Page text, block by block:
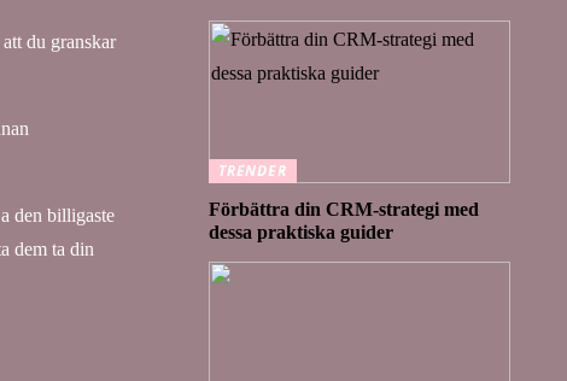
du granskar
den billigaste
dem ta din
TRENDER
Förbättra din CRM-strategi med
dessa praktiska guider